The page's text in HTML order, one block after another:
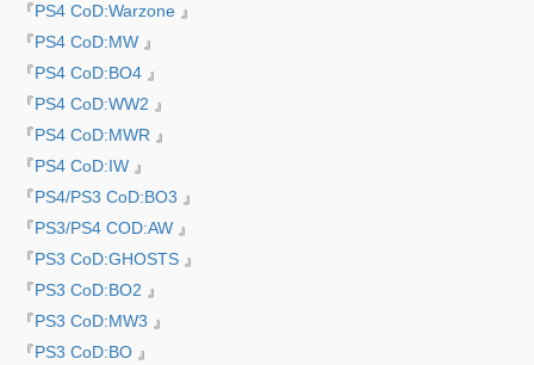
『PS4 CoD:Warzone 』
『PS4 CoD:MW 』
『PS4 CoD:BO4 』
『PS4 CoD:WW2 』
『PS4 CoD:MWR 』
『PS4 CoD:IW 』
『PS4/PS3 CoD:BO3 』
『PS3/PS4 COD:AW 』
『PS3 CoD:GHOSTS 』
『PS3 CoD:BO2 』
『PS3 CoD:MW3 』
『PS3 CoD:BO 』